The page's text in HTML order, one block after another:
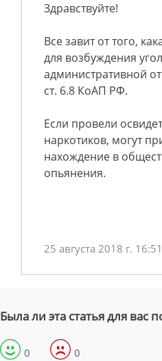
Здравствуйте!
Все завит от того,
для возбуждения
административной
ст. 6.8 КоАП РФ.
Если провели
наркотиков, могут
нахождение в
опьянения.
25 августа 2018 г. 16:51
Была ли эта статья для вас
0 0